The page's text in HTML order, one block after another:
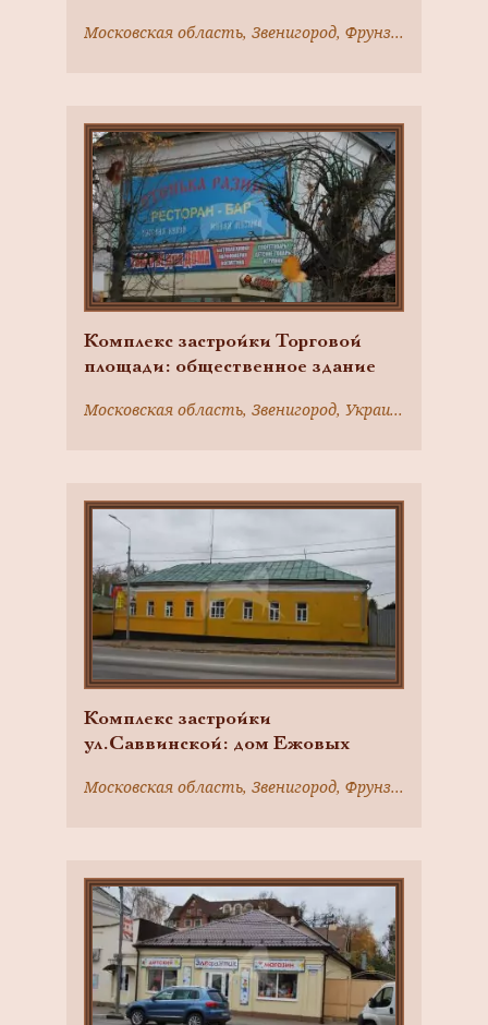
Московская область, Звенигород, Фрунзе ул., 17
Комплекс застройки Торговой
площади: общественное здание
Московская область, Звенигород, Украинская ул., 8
Комплекс застройки
ул.Саввинской: дом Ежовых
Московская область, Звенигород, Фрунзе ул., 18